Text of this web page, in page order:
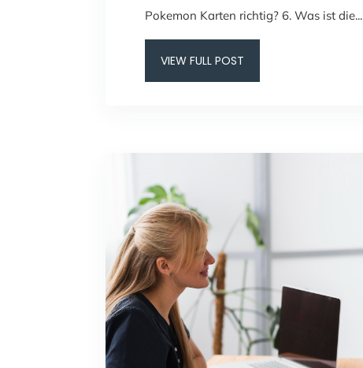
Pokemon Karten richtig? 6. Was ist die...
VIEW FULL POST